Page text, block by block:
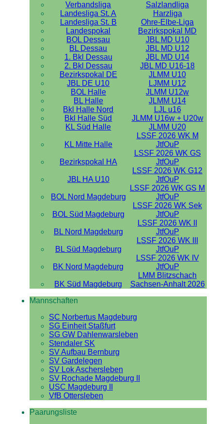
Verbandsliga
Salzlandliga
Landesliga St. A
Harzliga
Landesliga St. B
Ohre-Elbe-Liga
Landespokal
Bezirkspokal MD
BOL Dessau
JBL MD U10
BL Dessau
JBL MD U12
1. Bkl Dessau
JBL MD U14
2. Bkl Dessau
JBL MD U16-18
Bezirkspokal DE
JLMM U10
JBL DE U10
LJMM U12
BOL Halle
JLMM U12w
BL Halle
JLMM U14
Bkl Halle Nord
LJL u16
Bkl Halle Süd
JLMM U16w + U20w
KL Süd Halle
JLMM U20
KL Mitte Halle
LSSF 2026 WK M
JtfOuP
Bezirkspokal HA
LSSF 2026 WK GS
JtfOuP
JBL HA U10
LSSF 2026 WK G12
JtfOuP
BOL Nord Magdeburg
LSSF 2026 WK GS M
JtfOuP
BOL Süd Magdeburg
LSSF 2026 WK Sek
JtfOuP
BL Nord Magdeburg
LSSF 2026 WK II
JtfOuP
BL Süd Magdeburg
LSSF 2026 WK III
JtfOuP
BK Nord Magdeburg
LSSF 2026 WK IV
JtfOuP
BK Süd Magdeburg
LMM Blitzschach
Sachsen-Anhalt 2026
Mannschaften
SC Norbertus Magdeburg
SG Einheit Staßfurt
SG GW Dahlenwarsleben
Stendaler SK
SV Aufbau Bernburg
SV Gardelegen
SV Lok Aschersleben
SV Rochade Magdeburg II
USC Magdeburg II
VfB Ottersleben
Paarungsliste